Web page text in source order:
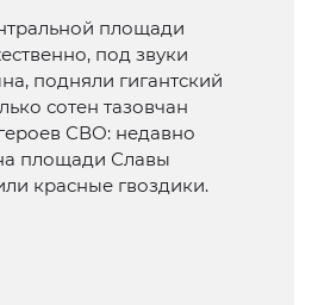
площади
под звуки
подняли гигантский
сотен тазовчан
СВО: недавно
площади Славы
красные гвоздики.